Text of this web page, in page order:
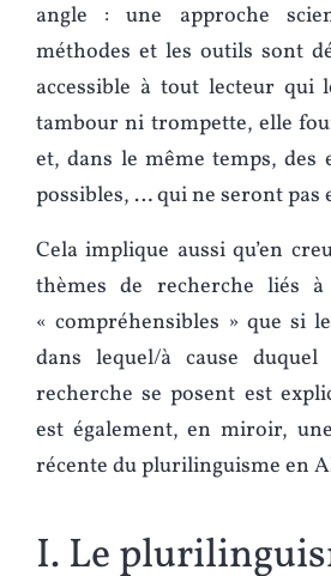
angle : une approche
méthodes et les outils sont
accessible à tout lecteur qui
tambour ni trompette, elle
et, dans le même temps, des
possibles, … qui ne seront pas
Cela implique aussi qu’en
thèmes de recherche liés à
« compréhensibles » que si
dans lequel/à cause
recherche se posent est
est également, en miroir,
récente du plurilinguisme en
I. Le